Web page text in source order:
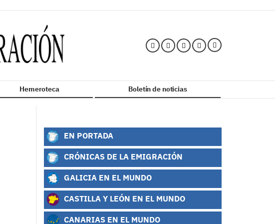
Hemeroteca Boletín de noticias
EN PORTADA
CRÓNICAS DE LA EMIGRACIÓN
GALICIA EN EL MUNDO
CASTILLA Y LEÓN EN EL MUNDO
CANARIAS EN EL MUNDO